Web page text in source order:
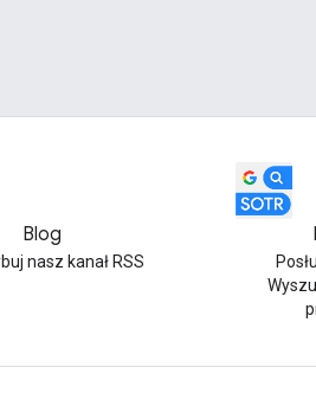
Blog
nasz kanał RSS